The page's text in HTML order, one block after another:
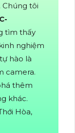
Chúng tôi
tìm thấy
nghiệm
hào là
camera.
thêm
khác.
Hòa,